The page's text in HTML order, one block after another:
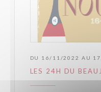
DU 16/11/2022 AU
LES 24H DU